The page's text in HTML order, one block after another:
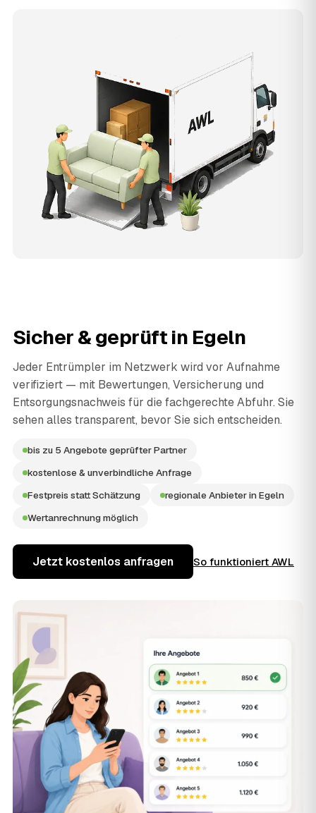
Sicher & geprüft in Egeln
Jeder Entrümpler im Netzwerk wird vor Aufnahme
verifiziert — mit Bewertungen, Versicherung und
Entsorgungsnachweis für die fachgerechte Abfuhr. Sie
sehen alles transparent, bevor Sie sich entscheiden.
bis zu 5 Angebote geprüfter Partner
kostenlose & unverbindliche Anfrage
Festpreis statt Schätzung
regionale Anbieter in Egeln
Wertanrechnung möglich
Jetzt kostenlos anfragen So funktioniert AWL